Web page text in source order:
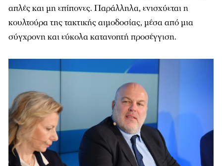
απλές και μη επίπονες. Παράλληλα, ενισχύεται η
κουλτούρα της τακτικής αιμοδοσίας, μέσα από μια
σύγχρονη και εύκολα κατανοητή προσέγγιση.